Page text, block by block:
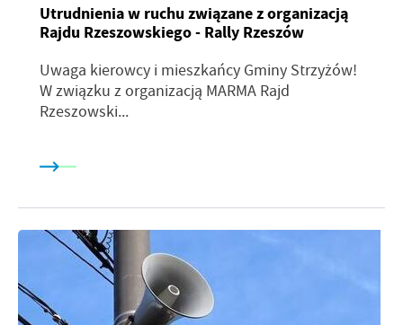
Utrudnienia w ruchu związane z organizacją
Rajdu Rzeszowskiego - Rally Rzeszów
Uwaga kierowcy i mieszkańcy Gminy Strzyżów!
W związku z organizacją MARMA Rajd
Rzeszowski...